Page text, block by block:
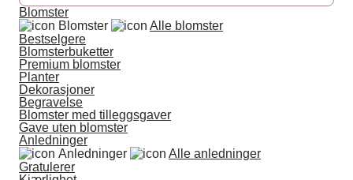
Blomster
Blomster
Alle blomster
Bestselgere
Blomsterbuketter
Premium blomster
Planter
Dekorasjoner
Begravelse
Blomster med tilleggsgaver
Gave uten blomster
Anledninger
Anledninger
Alle anledninger
Gratulerer